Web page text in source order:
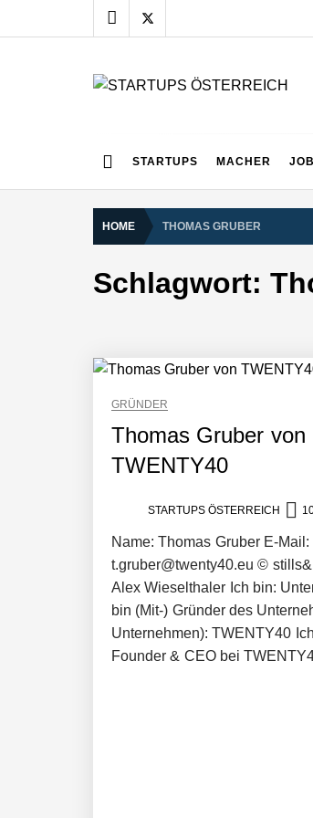
to
STARTUPS MACHER
HOME THOMAS GRUBER
Schlagwort:
GRÜNDER
Thomas Gruber von
TWENTY40
STARTUPS ÖSTERREICH
Name: Thomas Gruber E-Mail:
t.gruber@twenty40.eu ©
Alex Wieselthaler Ich bin:
bin (Mit-) Gründer des
Unternehmen): TWENTY40
Founder & CEO bei
Mazing im Employer
Tabuthema
Fabian Rauch von
Crqlar: Wie ein
Mazing: